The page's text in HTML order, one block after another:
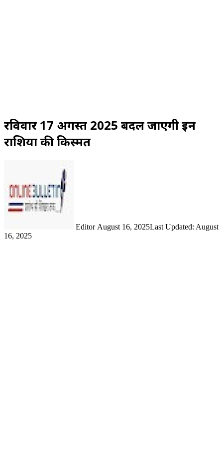
रविवार 17 अगस्त 2025 बदल जाएगी इन
राशियों की किस्मत
Editor August 16, 2025Last Updated: August
16, 2025